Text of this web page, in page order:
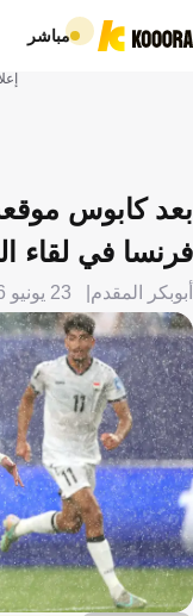
مباشر
بعد كابوس
فرنسا في لقاء
أبوبكر المقدم 23 يونيو 2026